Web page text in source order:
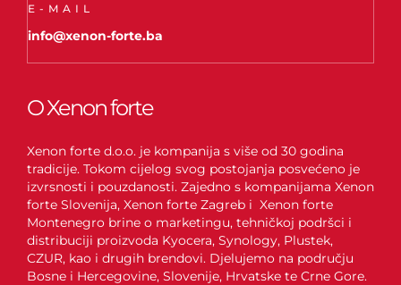
E-MAIL
info@xenon-forte.ba
O Xenon forte
Xenon forte d.o.o. je kompanija s više od 30 godina
tradicije. Tokom cijelog svog postojanja posvećeno je
izvrsnosti i pouzdanosti. Zajedno s kompanijama Xenon
forte Slovenija, Xenon forte Zagreb i Xenon forte
Montenegro brine o marketingu, tehničkoj podršci i
distribuciji proizvoda Kyocera, Synology, Plustek,
CZUR, kao i drugih brendovi. Djelujemo na području
Bosne i Hercegovine, Slovenije, Hrvatske te Crne Gore.